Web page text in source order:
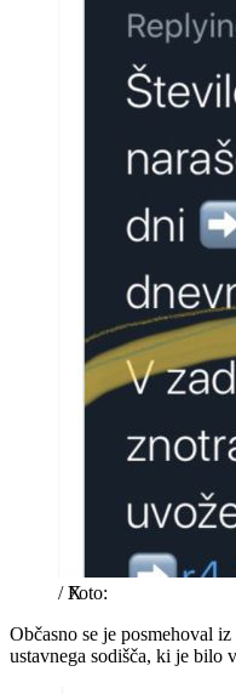
/X
Občasno se je posmehoval
ustavnega sodišča, ki je bilo